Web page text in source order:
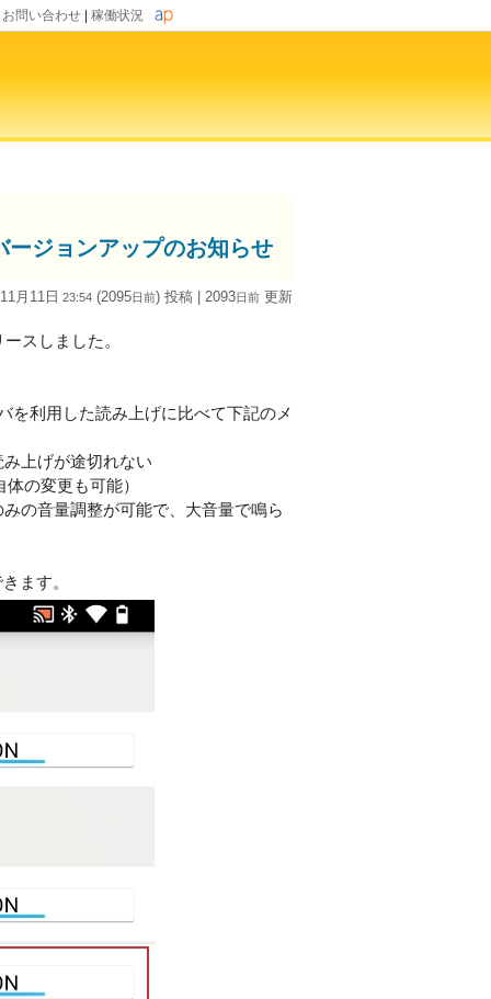
お問い合わせ 稼働状況
ジョンアップのお知らせ
月11日 23:54 (2095日前) 投稿 | 2093日前 更新
スしました。
を利用した読み上げに比べて下記のメ
上げが途切れない
の変更も可能）
の音量調整が可能で、大音量で鳴ら
ます。